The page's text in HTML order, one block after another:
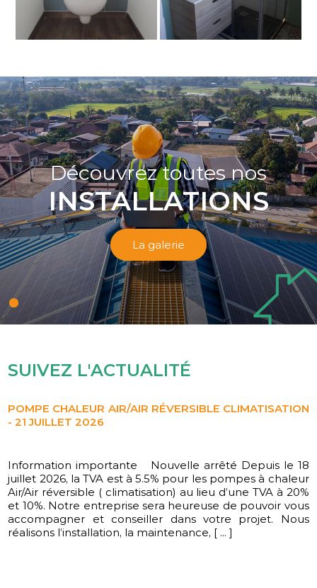
Découvrez toutes nos
INSTALLATIONS
La galerie
SUIVEZ L'ACTUALITÉ
POMPE CHALEUR AIR/AIR RÉVERSIBLE CLIMATISATION
- 21 JUILLET 2026
Information importante Nouvelle arrêté Depuis le 18
juillet 2026, la TVA est à 5.5% pour les pompes à chaleur
Air/Air réversible ( climatisation) au lieu d’une TVA à 20%
et 10%. Notre entreprise sera heureuse de pouvoir vous
accompagner et conseiller dans votre projet. Nous
réalisons l’installation, la maintenance, [ ... ]
L'équipe CD ENERGIES vous souhaite une belle année
2026